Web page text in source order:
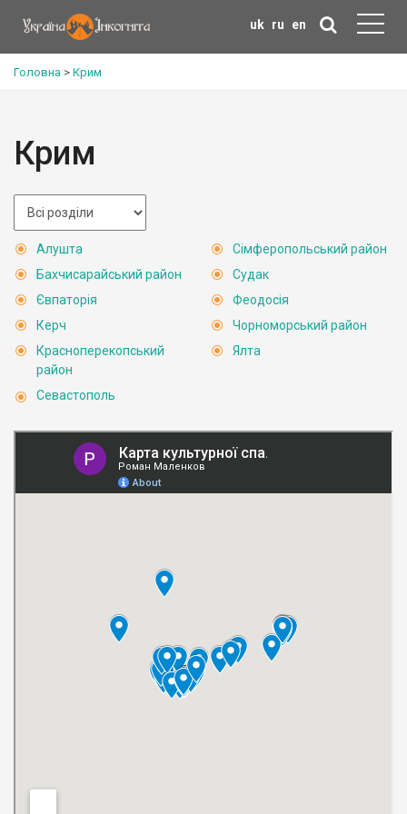
uk ru en
Головна > Крим
Крим
Алушта
Бахчисарайський район
Євпаторія
Керч
Красноперекопський
район
Севастополь
Сімферопольський район
Судак
Феодосія
Чорноморський район
Ялта